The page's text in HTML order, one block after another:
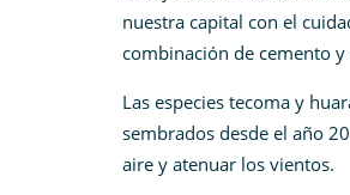
nuestra capital con el
combinación de cemento
Las especies tecoma y
sembrados desde el año
aire y atenuar los vientos.